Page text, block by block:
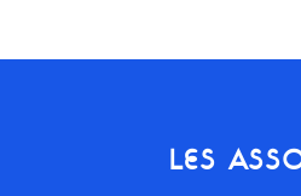
LES